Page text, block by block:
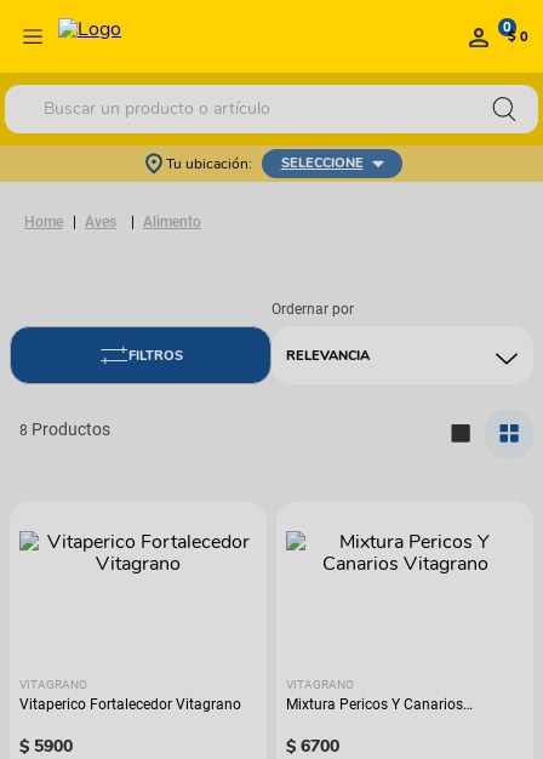
0$ 0
Buscar un producto o artículo
Tu ubicación: SELECCIONE
Aves Alimento
RELEVANCIA
8
VITAGRANO
Vitaperico Fortalecedor Vitagrano
$ 5900
VITAGRANO
Mixtura Pericos Y Canarios
$ 6700